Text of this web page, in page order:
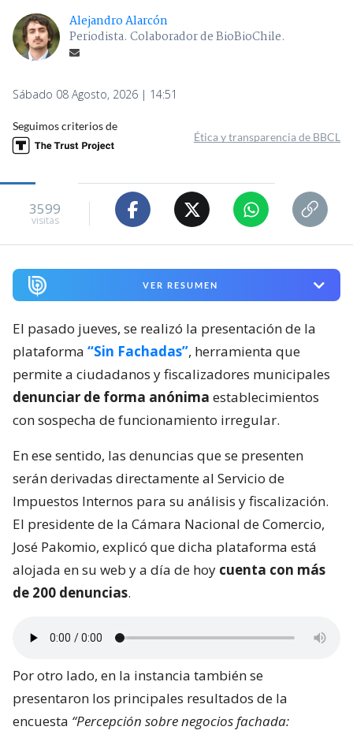
Alejandro Alarcón
Periodista. Colaborador de BioBioChile.
Sábado 08 Agosto, 2026 | 14:51
Seguimos criterios de
Ética y transparencia de BBCL
3599
visitas
VER RESUMEN
El pasado jueves, se realizó la presentación de la
plataforma “Sin Fachadas”, herramienta que
permite a ciudadanos y fiscalizadores municipales
denunciar de forma anónima establecimientos
con sospecha de funcionamiento irregular.
En ese sentido, las denuncias que se presenten
serán derivadas directamente al Servicio de
Impuestos Internos para su análisis y fiscalización.
El presidente de la Cámara Nacional de Comercio,
José Pakomio, explicó que dicha plataforma está
alojada en su web y a día de hoy cuenta con más
de 200 denuncias.
Por otro lado, en la instancia también se
presentaron los principales resultados de la
encuesta “Percepción sobre negocios fachada: